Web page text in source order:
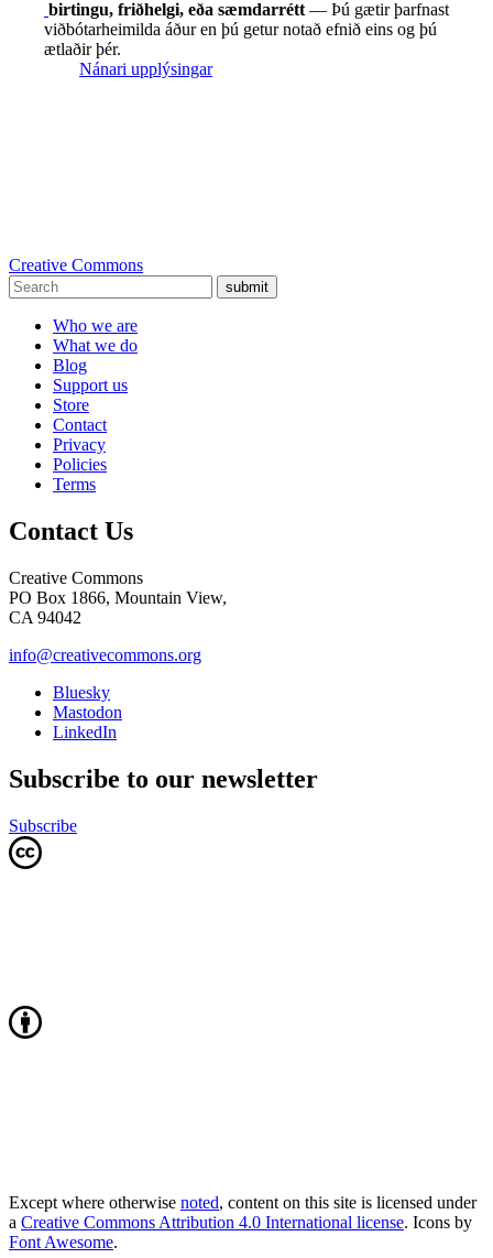
birtingu, friðhelgi, eða sæmdarrétt — Þú gætir þarfnast
viðbótarheimilda áður en þú getur notað efnið eins og þú
ætlaðir þér.
Nánari upplýsingar
Creative Commons
submit
Who we are
What we do
Blog
Support us
Store
Contact
Privacy
Policies
Terms
Contact Us
Creative Commons
PO Box 1866, Mountain View,
CA 94042
info@creativecommons.org
Bluesky
Mastodon
LinkedIn
Subscribe to our newsletter
Subscribe
Except where otherwise noted, content on this site is licensed under
a Creative Commons Attribution 4.0 International license. Icons by
Font Awesome.